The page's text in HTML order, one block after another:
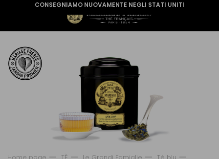
CONSEGNIAMO NUOVAMENTE NEGLI STATI UNITI